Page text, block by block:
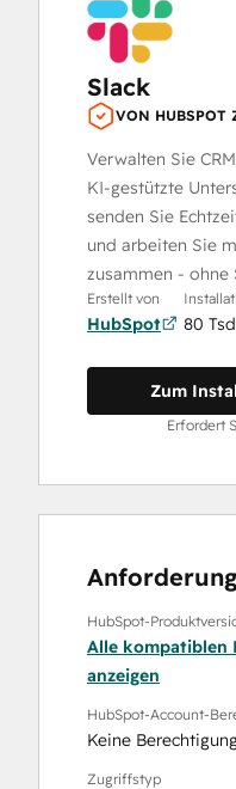
Slack
VON HUBSPOT
Verwalten Sie
KI-gestützte
senden Sie
und arbeiten Sie
zusammen - ohne
Erstellt von
HubSpot 80
Zum
Erfordert
HubSpot-
Alle kompatiblen
anzeigen
HubSpot-Account-
Keine
Zugriffstyp